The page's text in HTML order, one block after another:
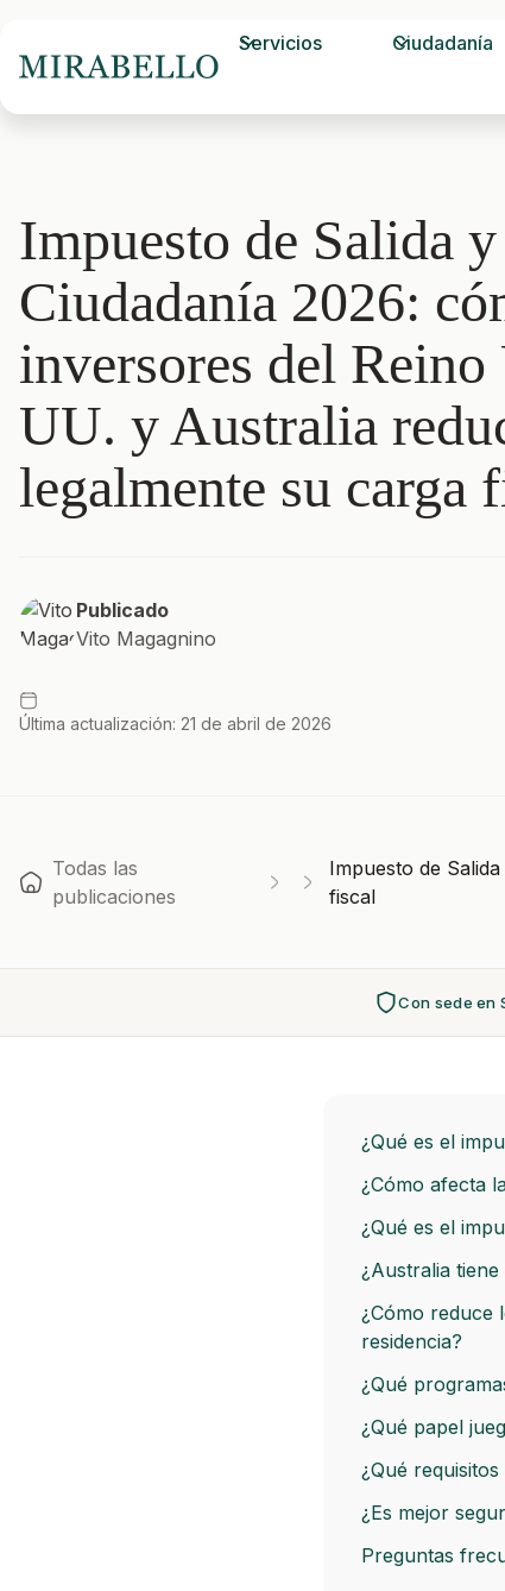
Servicios Ciudadanía
Impuesto de Salida
Ciudadanía 2026:
inversores del
UU. y Australia
legalmente su carga
Publicado
Vito Magagnino
Última actualización: 21 de abril de 2026
Todas las
publicaciones
Impuesto de
fiscal
Con sede en
¿Qué es el
¿Cómo afecta
¿Qué es el
¿Australia
¿Cómo reduce
residencia?
¿Qué
¿Qué papel
¿Qué
¿Es mejor
Preguntas